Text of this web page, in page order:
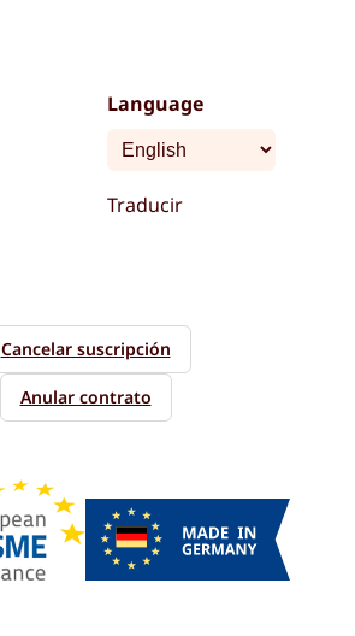
Language
Traducir
Cancelar suscripción
Anular contrato